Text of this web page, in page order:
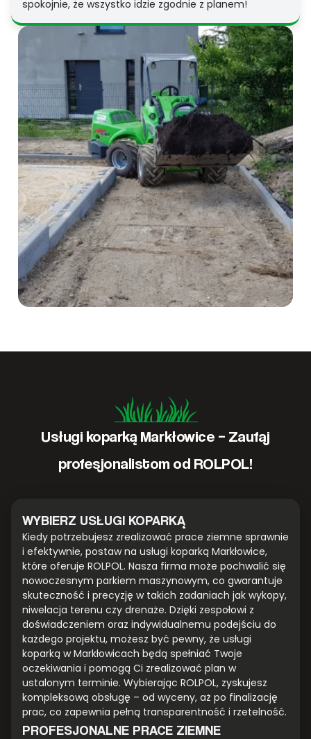
spokojnie, że wszystko idzie zgodnie z planem!
Usługi koparką Markłowice – Zaufaj
profesjonalistom od ROLPOL!
WYBIERZ USŁUGI KOPARKĄ
Kiedy potrzebujesz zrealizować prace ziemne sprawnie
i efektywnie, postaw na usługi koparką Markłowice,
które oferuje ROLPOL. Nasza firma może pochwalić się
nowoczesnym parkiem maszynowym, co gwarantuje
skuteczność i precyzję w takich zadaniach jak wykopy,
niwelacja terenu czy drenaże. Dzięki zespołowi z
doświadczeniem oraz indywidualnemu podejściu do
każdego projektu, możesz być pewny, że usługi
koparką w Markłowicach będą spełniać Twoje
oczekiwania i pomogą Ci zrealizować plan w
ustalonym terminie. Wybierając ROLPOL, zyskujesz
kompleksową obsługę – od wyceny, aż po finalizację
prac, co zapewnia pełną transparentność i rzetelność.
PROFESJONALNE PRACE ZIEMNE